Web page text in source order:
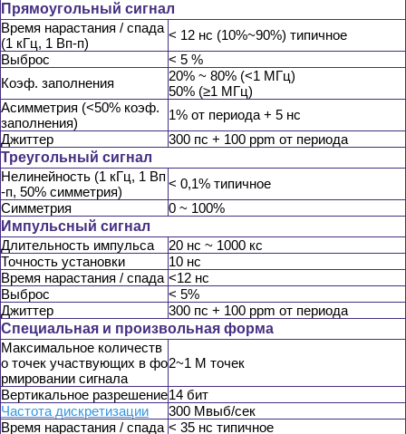
Прямоугольный сигнал
Время нарастания / спада
(1 кГц, 1 Вп-п)
< 12 нс (10%~90%) типичное
Выброс
< 5 %
Коэф. заполнения
20% ~ 80% (<1 МГц)
50% (≥1 МГц)
Асимметрия (<50% коэф.
заполнения)
1% от периода + 5 нс
Джиттер
300 пс + 100 ppm от периода
Треугольный сигнал
Нелинейность (1 кГц, 1 Вп
-п, 50% симметрия)
< 0,1% типичное
Симметрия
0 ~ 100%
Импульсный сигнал
Длительность импульса
20 нс ~ 1000 кс
Точность установки
10 нс
Время нарастания / спада <12 нс
Выброс
< 5%
Джиттер
300 пс + 100 ppm от периода
Специальная и произвольная форма
Максимальное количеств
о точек участвующих в фо
рмировании сигнала
2~1 М точек
Вертикальное разрешение14 бит
Частота дискретизации
300 Мвыб/сек
Время нарастания / спада < 35 нс типичное